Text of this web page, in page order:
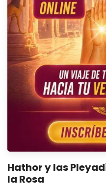
Hathor y las
la Rosa